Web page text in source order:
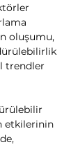
oluşumu,
trendler
etkilerinin